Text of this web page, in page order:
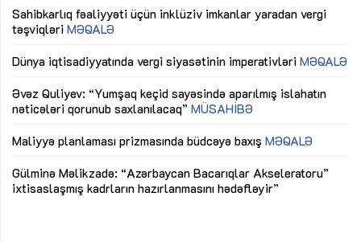
Sahibkarlıq fəaliyyəti üçün inklüziv imkanlar yaradan vergi
təşviqləri MƏQALƏ
Dünya iqtisadiyyatında vergi siyasətinin imperativləri MƏQALƏ
Əvəz Quliyev: “Yumşaq keçid sayəsində aparılmış islahatın
nəticələri qorunub saxlanılacaq” MÜSAHİBƏ
Maliyyə planlaması prizmasında büdcəyə baxış MƏQALƏ
Gülminə Məlikzadə: “Azərbaycan Bacarıqlar Akseleratoru”
ixtisaslaşmış kadrların hazırlanmasını hədəfləyir”